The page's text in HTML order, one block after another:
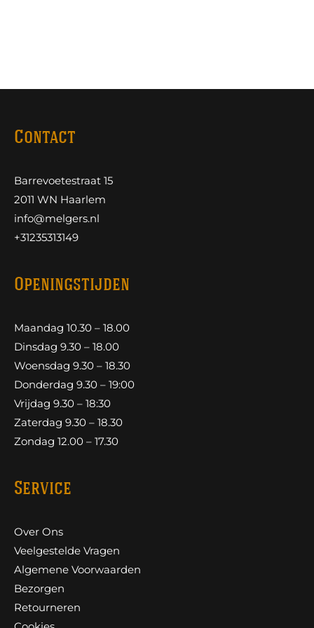
Contact
Barrevoetestraat 15
2011 WN Haarlem
info@melgers.nl
+31235313149
Openingstijden
Maandag 10.30 – 18.00
Dinsdag 9.30 – 18.00
Woensdag 9.30 – 18.30
Donderdag 9.30 – 19:00
Vrijdag 9.30 – 18:30
Zaterdag 9.30 – 18.30
Zondag 12.00 – 17.30
Service
Over Ons
Veelgestelde Vragen
Algemene Voorwaarden
Bezorgen
Retourneren